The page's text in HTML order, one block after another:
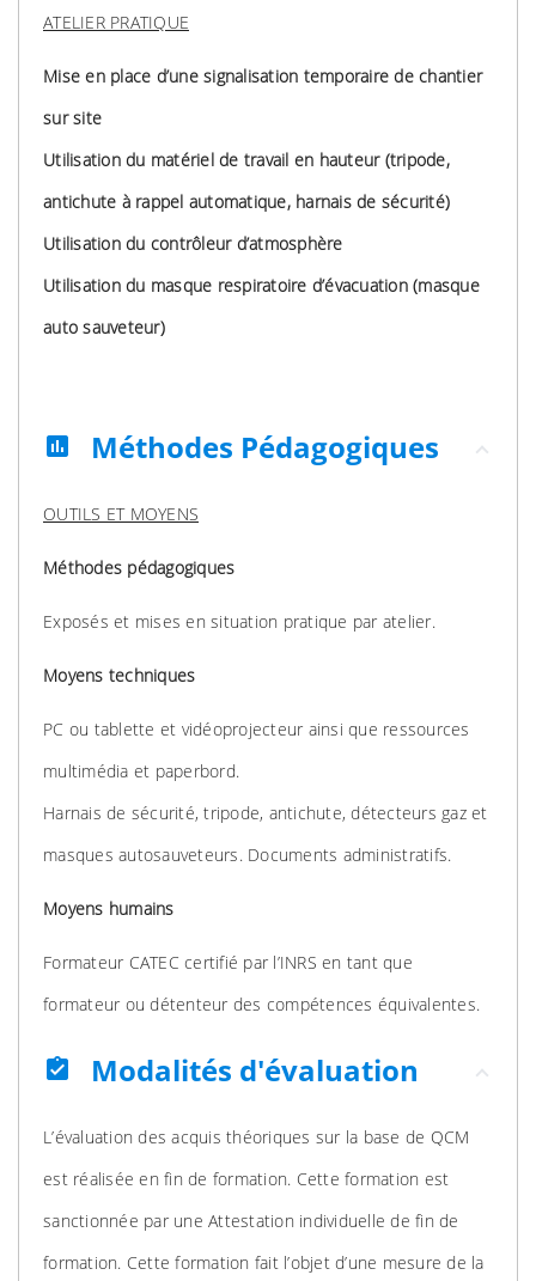
ATELIER PRATIQUE
Mise en place d’une signalisation temporaire de chantier
sur site
Utilisation du matériel de travail en hauteur (tripode,
antichute à rappel automatique, harnais de sécurité)
Utilisation du contrôleur d’atmosphère
Utilisation du masque respiratoire d’évacuation (masque
auto sauveteur)
assessment Méthodes Pédagogiques
OUTILS ET MOYENS
Méthodes pédagogiques
Exposés et mises en situation pratique par atelier.
Moyens techniques
PC ou tablette et vidéoprojecteur ainsi que ressources
multimédia et paperbord.
Harnais de sécurité, tripode, antichute, détecteurs gaz et
masques autosauveteurs. Documents administratifs.
Moyens humains
Formateur CATEC certifié par l’INRS en tant que
formateur ou détenteur des compétences équivalentes.
assignment_turned_in Modalités d'évaluation
L’évaluation des acquis théoriques sur la base de QCM
est réalisée en fin de formation. Cette formation est
sanctionnée par une Attestation individuelle de fin de
formation. Cette formation fait l’objet d’une mesure de la